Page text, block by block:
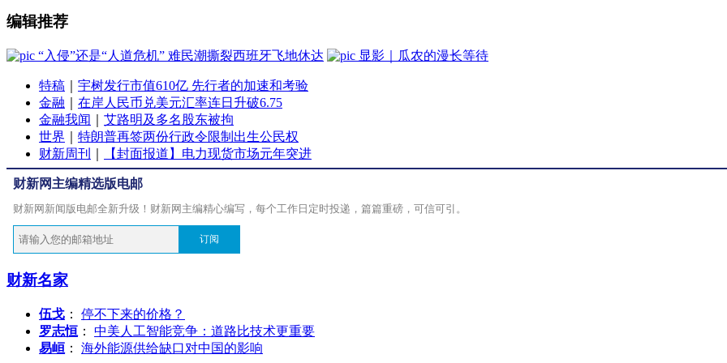
编辑推荐
“入侵”还是“人道危机” 难民潮撕裂西班牙飞地休达 显影｜瓜农的漫长等待
特稿
宇树发行市值610亿 先行者的加速和考验
金融
在岸人民币兑美元汇率连日升破6.75
金融我闻
艾路明及多名股东被拘
世界
特朗普再签两份行政令限制出生公民权
财新周刊
【封面报道】电力现货市场元年突进
财新网主编精选版电邮
财新网新闻版电邮全新升级！财新网主编精心编写，每个工作日定时投递，篇篇重磅，可信可引。
订阅
财新名家
伍戈 ： 停不下来的价格？
罗志恒 ： 中美人工智能竞争：道路比技术更重要
易峘 ： 海外能源供给缺口对中国的影响